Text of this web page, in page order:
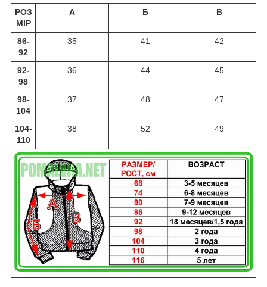
РОЗ
МІР
А Б В
86-
92
35 41 42
92-
98
36 44 45
98-
104
37 48 47
104-
110
38 52 49